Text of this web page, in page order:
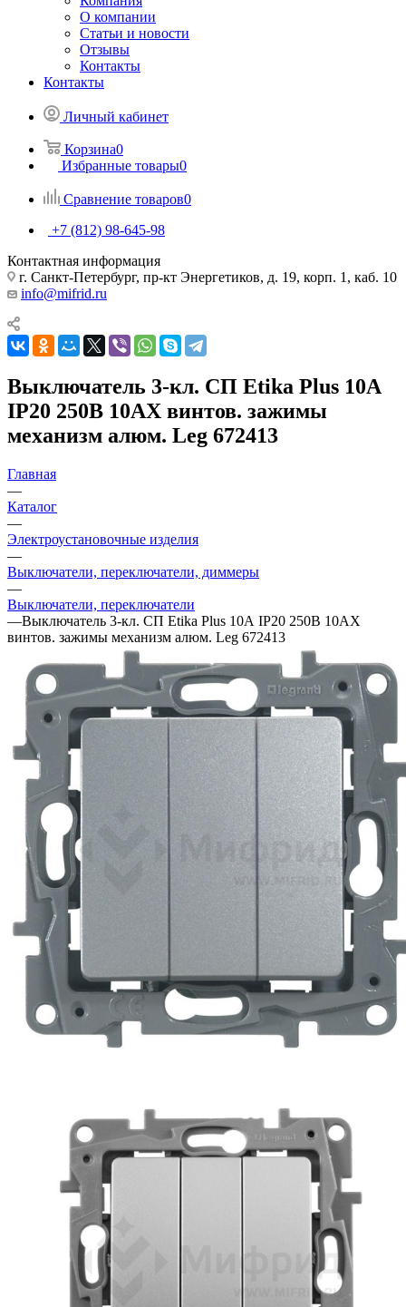
О компании
Статьи и новости
Отзывы
Контакты
Контакты
Личный кабинет
Корзина0
Избранные товары0
Сравнение товаров0
+7 (812) 98-645-98
Контактная информация
г. Санкт-Петербург, пр-кт Энергетиков, д. 19, корп. 1, каб. 10
info@mifrid.ru
Выключатель 3-кл. СП Etika Plus 10А
IP20 250В 10AX винтов. зажимы
механизм алюм. Leg 672413
Главная
—
Каталог
—
Электроустановочные изделия
—
Выключатели, переключатели, диммеры
—
Выключатели, переключатели
—Выключатель 3-кл. СП Etika Plus 10А IP20 250В 10AX
винтов. зажимы механизм алюм. Leg 672413